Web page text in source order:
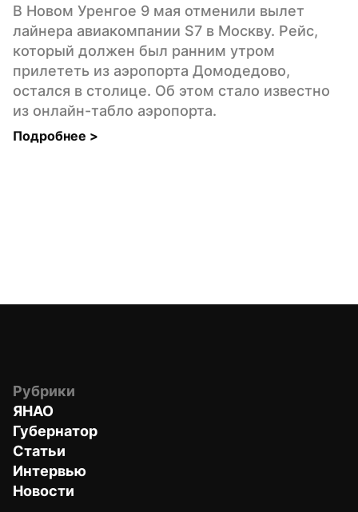
В Новом Уренгое 9 мая отменили вылет
лайнера авиакомпании S7 в Москву. Рейс,
который должен был ранним утром
прилететь из аэропорта Домодедово,
остался в столице. Об этом стало известно
из онлайн-табло аэропорта.
Подробнее >
Рубрики
ЯНАО
Губернатор
Статьи
Интервью
Новости